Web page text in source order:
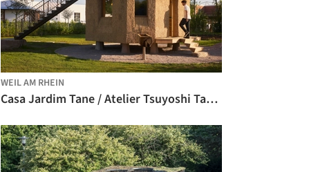
WEIL AM RHEIN
Casa Jardim Tane / Atelier Tsuyoshi Tane Architects